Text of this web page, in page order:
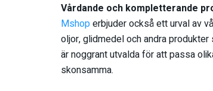
Vårdande och kompletterande
Mshoperbjuder också ett urval av
oljor, glidmedel och andra
är noggrant utvalda för att passa
skonsamma.